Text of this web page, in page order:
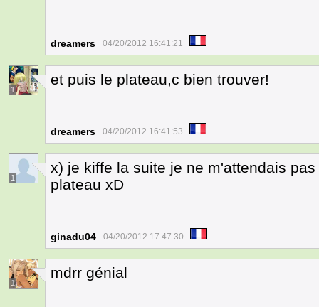
dreamers 04/20/2012 16:41:21
1
et puis le plateau,c bien trouver!
dreamers 04/20/2012 16:41:53
1
x) je kiffe la suite je ne m'attendais
plateau xD
ginadu04 04/20/2012 17:47:30
1
mdrr génial